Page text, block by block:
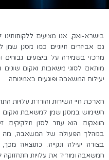
בישרא-ואק, אנו מציעים
גם אביזרים חיוניים כמו מסנן
מרכזי בשמירה על ביצועים גבוהים
מותאם לסוגי משאבות ואקום שונים
יעילות המשאבה ופוגעים באמינותה.
הארכת חיי השירות והורדת עלויות
השימוש במסנן שמן למשאבת ואקום
הוואקום. הוא עוזר לסנן
במהלך הפעולה של המשאבה,
בצורה יעילה ונקייה. כתוצאה
המשאבה ומוריד את עלויות התחזוקה